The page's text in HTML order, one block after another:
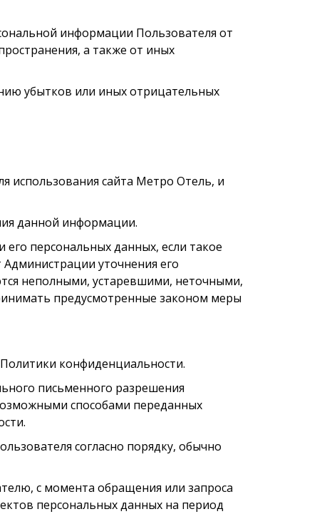
информации Пользователя от
а также от иных
убытков или иных отрицательных
использования сайта Метро Отель, и
данной информации.
персональных данных, если такое
уточнения его
неполными, устаревшими, неточными,
предусмотренные законом меры
конфиденциальности.
письменного разрешения
способами переданных
согласно порядку, обычно
с момента обращения или запроса
персональных данных на период